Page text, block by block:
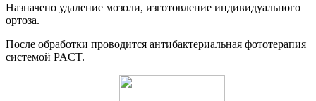
Назначено удаление мозоли, изготовление индивидуального
ортоза.
После обработки проводится антибактериальная фототерапия
системой PACT.